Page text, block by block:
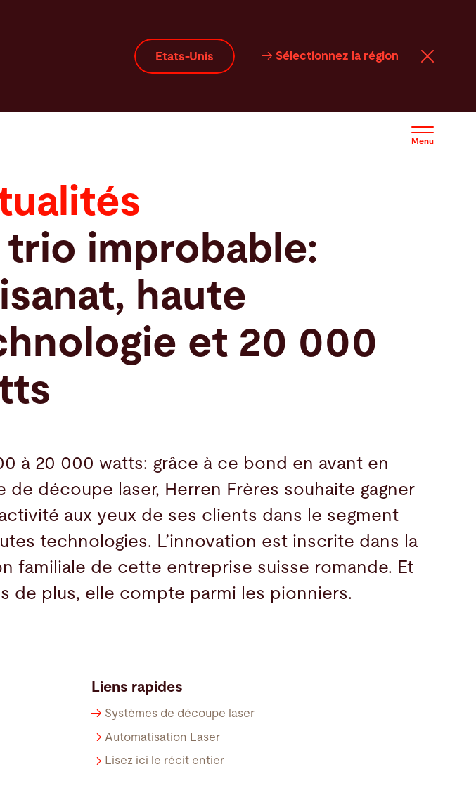
Etats-Unis Sélectionnez la région
Menu
trio improbable:
haute
et 20 000
à 20 000 watts: grâce à ce bond en avant en
de découpe laser, Herren Frères souhaite gagner
aux yeux de ses clients dans le segment
technologies. L’innovation est inscrite dans la
familiale de cette entreprise suisse romande. Et
de plus, elle compte parmi les pionniers.
Liens rapides
Systèmes de découpe laser
Automatisation Laser
Lisez ici le récit entier